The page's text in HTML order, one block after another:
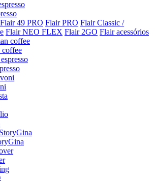
Flair 49 PRO Flair PRO Flair Classic /
Flair NEO FLEX Flair 2GO Flair acessórios
coffee